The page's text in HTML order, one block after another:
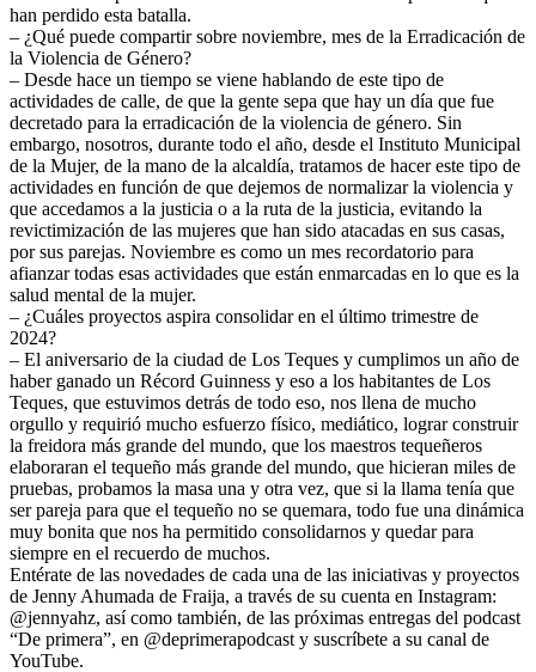
han perdido esta batalla.
– ¿Qué puede compartir sobre noviembre, mes de la Erradicación de
la Violencia de Género?
– Desde hace un tiempo se viene hablando de este tipo de
actividades de calle, de que la gente sepa que hay un día que fue
decretado para la erradicación de la violencia de género. Sin
embargo, nosotros, durante todo el año, desde el Instituto Municipal
de la Mujer, de la mano de la alcaldía, tratamos de hacer este tipo de
actividades en función de que dejemos de normalizar la violencia y
que accedamos a la justicia o a la ruta de la justicia, evitando la
revictimización de las mujeres que han sido atacadas en sus casas,
por sus parejas. Noviembre es como un mes recordatorio para
afianzar todas esas actividades que están enmarcadas en lo que es la
salud mental de la mujer.
– ¿Cuáles proyectos aspira consolidar en el último trimestre de
2024?
– El aniversario de la ciudad de Los Teques y cumplimos un año de
haber ganado un Récord Guinness y eso a los habitantes de Los
Teques, que estuvimos detrás de todo eso, nos llena de mucho
orgullo y requirió mucho esfuerzo físico, mediático, lograr construir
la freidora más grande del mundo, que los maestros tequeñeros
elaboraran el tequeño más grande del mundo, que hicieran miles de
pruebas, probamos la masa una y otra vez, que si la llama tenía que
ser pareja para que el tequeño no se quemara, todo fue una dinámica
muy bonita que nos ha permitido consolidarnos y quedar para
siempre en el recuerdo de muchos.
Entérate de las novedades de cada una de las iniciativas y proyectos
de Jenny Ahumada de Fraija, a través de su cuenta en Instagram:
@jennyahz, así como también, de las próximas entregas del podcast
“De primera”, en @deprimerapodcast y suscríbete a su canal de
YouTube.